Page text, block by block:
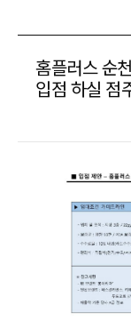
홈플러스 순
입점 하실 점